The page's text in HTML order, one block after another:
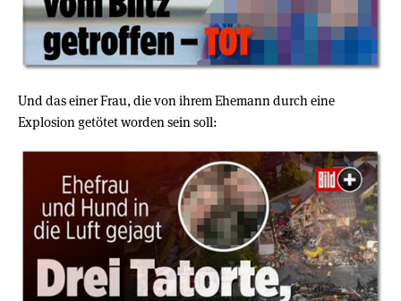
Und das einer Frau, die von ihrem Ehemann durch eine
Explosion getötet worden sein soll: